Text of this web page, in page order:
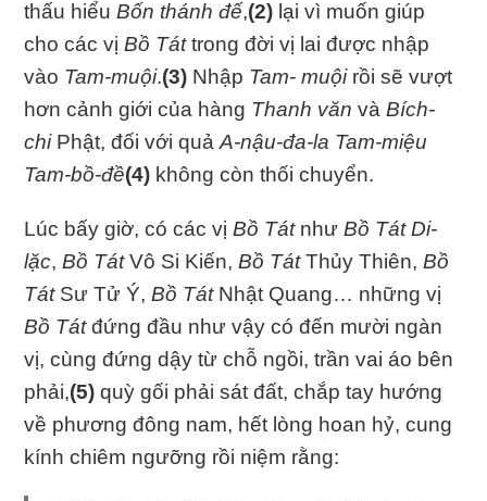
thấu hiểuBốn thánh đế,(2) lại vì muốn giúp
cho các vịBồ Táttrong đời vị lai được nhập
vào Tam-muội.(3) Nhập Tam- muội rồi sẽ vượt
hơn cảnh giới của hàng Thanh vănvàBích-
chi Phật, đối với quảA-nậu-đa-la Tam-miệu
Tam-bồ-đề(4) không còn thối chuyển.
Lúc bấy giờ, có các vịBồ Tát nhưBồ Tát Di-
lặc,Bồ TátVô Si Kiến,Bồ TátThủy Thiên,Bồ
Tát Sư Tử Ý,Bồ Tát Nhật Quang… những vị
Bồ Tátđứng đầu như vậy có đến mười ngàn
vị, cùng đứng dậy từ chỗ ngồi, trần vai áo bên
phải,(5)quỳ gối phải sát đất, chắp tay hướng
về phương đông nam, hết lòng hoan hỷ, cung
kính chiêm ngưỡng rồi niệm rằng: